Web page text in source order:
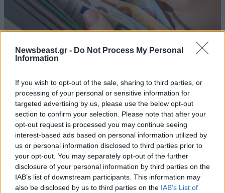
Newsbeast.gr - Do Not Process My Personal
Information
If you wish to opt-out of the sale, sharing to third parties, or
processing of your personal or sensitive information for
targeted advertising by us, please use the below opt-out
section to confirm your selection. Please note that after your
opt-out request is processed you may continue seeing
interest-based ads based on personal information utilized by
us or personal information disclosed to third parties prior to
your opt-out. You may separately opt-out of the further
disclosure of your personal information by third parties on the
IAB’s list of downstream participants. This information may
also be disclosed by us to third parties on the IAB’s List of
Λογαριασμού Αγροτικής Εστίας
Ακολουθήστε τοNEWSBEASTστοGoogle News
και μάθετε πρώτοι όλες τις ειδήσεις